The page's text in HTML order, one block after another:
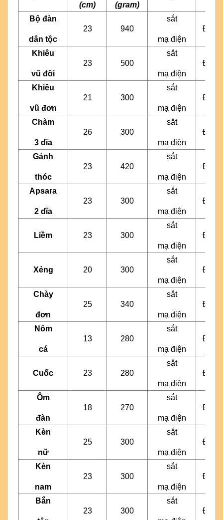
(cm) (gram)
Bộ đàn
dân tộc
23 940
sắt
mạ điện
Đen
Khiêu
vũ đôi
23 500
sắt
mạ điện
Đen
Khiêu
vũ đơn
21 300
sắt
mạ điện
Đen
Chàm
3 dĩa
26 300
sắt
mạ điện
Đen
Gánh
thóc
23 420
sắt
mạ điện
Đen
Apsara
2 dĩa
23 300
sắt
mạ điện
Đen
Liềm 23 300
sắt
mạ điện
Đen
Xẻng 20 300
sắt
mạ điện
Đen
Chày
đơn
25 340
sắt
mạ điện
Đen
Nôm
cá
13 280
sắt
mạ điện
Đen
Cuốc 23 280
sắt
mạ điện
Đen
Ôm
đàn
18 270
sắt
mạ điện
Đen
Kèn
nữ
25 300
sắt
mạ điện
Đen
Kèn
nam
23 300
sắt
mạ điện
Đen
Bắn
23 300
sắt
Đen